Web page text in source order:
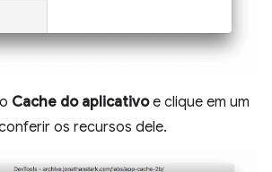
Cache do aplicativoe clique em um
os recursos dele.